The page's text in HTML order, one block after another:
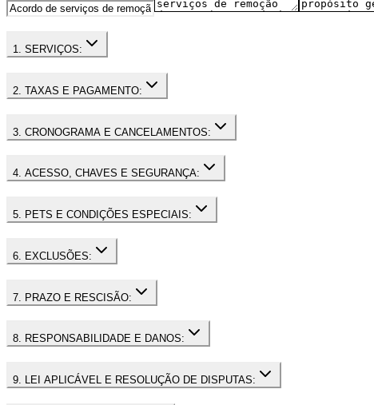
1. SERVIÇOS:
2. TAXAS E PAGAMENTO:
3. CRONOGRAMA E CANCELAMENTOS:
4. ACESSO, CHAVES E SEGURANÇA:
5. PETS E CONDIÇÕES ESPECIAIS:
6. EXCLUSÕES:
7. PRAZO E RESCISÃO:
8. RESPONSABILIDADE E DANOS:
9. LEI APLICÁVEL E RESOLUÇÃO DE DISPUTAS: